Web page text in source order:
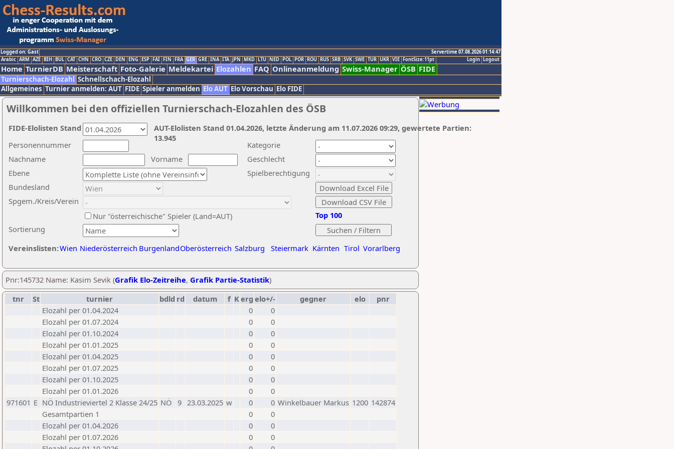
Logged on: Gast
Servertime 07.08.2026 01:14:47
Logout
Login
Arabic ARM AZE BIH BUL CAT CHN CRO CZE DEN ENG ESP FAI FIN FRA GER GRE INA ITA JPN MKD LTU NED POL POR ROU RUS SRB SVK SWE TUR UKR VIE FontSize:11pt
Home TurnierDB Meisterschaft Foto-Galerie Meldekartei Elozahlen FAQ Onlineanmeldung Swiss-Manager ÖSB FIDE
Turnierschach-Elozahl Schnellschach-Elozahl
Allgemeines Turnier anmelden: AUT FIDE Spieler anmelden Elo AUT Elo Vorschau Elo FIDE
Willkommen bei den offiziellen Turnierschach-Elozahlen des ÖSB
Nachname
Vorname
Ebene
Kategorie
Sortierung
Personennummer
Bundesland
Spgem./Kreis/Verein
Geschlecht
Nur "österreichische" Spieler (Land=AUT)
Spielberechtigung
Vereinslisten:Wien Niederösterreich BurgenlandOberösterreich Salzburg Steiermark Kärnten Tirol Vorarlberg
Top 100
AUT-Elolisten Stand 01.04.2026, letzte Änderung am 11.07.2026 09:29, gewertete Partien:
13.945
FIDE-Elolisten Stand
Pnr:145732 Name: Kasim Sevik (Grafik Elo-Zeitreihe, Grafik Partie-Statistik)
tnr
St turnier bdld rd datum f Kerg elo+/- gegner elo
pnr
Elozahl per 01.04.2024
0
0
Elozahl per 01.07.2024
0
0
Elozahl per 01.10.2024
0
0
Elozahl per 01.01.2025
0
0
Elozahl per 01.04.2025
0
0
Elozahl per 01.07.2025
0
0
Elozahl per 01.10.2025
0
0
Elozahl per 01.01.2026
0
0
971601 E NÖ Industrieviertel 2 Klasse 24/25 NÖ 9 23.03.2025 w 0 0 Winkelbauer Markus 1200 142874
Gesamtpartien 1
0
0
Elozahl per 01.04.2026
0
0
Elozahl per 01.07.2026
0
0